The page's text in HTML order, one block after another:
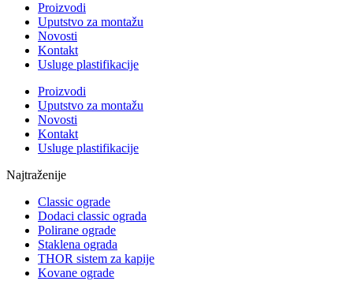
Proizvodi
Uputstvo za montažu
Novosti
Kontakt
Usluge plastifikacije
Proizvodi
Uputstvo za montažu
Novosti
Kontakt
Usluge plastifikacije
Najtraženije
Classic ograde
Dodaci classic ograda
Polirane ograde
Staklena ograda
THOR sistem za kapije
Kovane ograde